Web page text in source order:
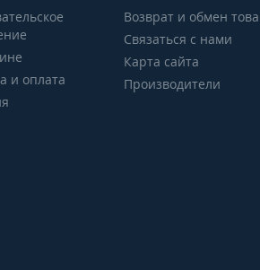
и оплата
Возврат и обмен
Связаться с нами
Карта сайта
Производители